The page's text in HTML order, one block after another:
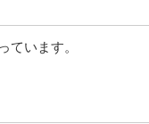
ています。